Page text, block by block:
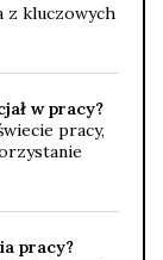
z kluczowych
w pracy?
pracy,
pracy?